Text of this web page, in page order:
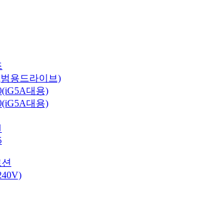
용드라이브)
대용)
대용)